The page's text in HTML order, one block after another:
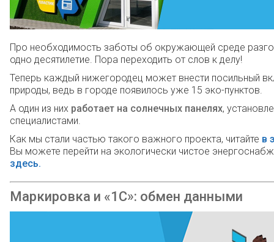
Про необходимость заботы об окружающей среде
одно десятилетие. Пора переходить от слов к делу!
Теперь каждый нижегородец может внести посильный
природы, ведь в городе появилось уже 15 эко-пунктов.
А один из них работает на солнечных панелях,
специалистами.
Как мы стали частью такого важного проекта, читайте в
Вы можете перейти на экологически чистое
здесь.
Маркировка и «1С»: обмен данными